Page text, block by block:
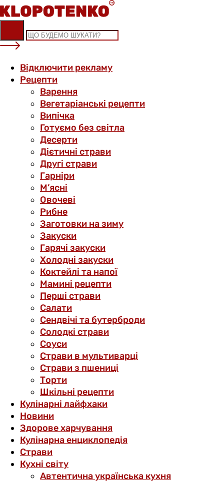
Skip
to
content
Відключити рекламу
Рецепти
Варення
Вегетаріанські рецепти
Випічка
Готуємо без світла
Десерти
Дієтичні страви
Другі страви
Гарніри
М’ясні
Овочеві
Рибне
Заготовки на зиму
Закуски
Гарячі закуски
Холодні закуски
Коктейлі та напої
Мамині рецепти
Перші страви
Салати
Сендвічі та бутерброди
Солодкі страви
Соуси
Страви в мультиварці
Страви з пшениці
Торти
Шкільні рецепти
Кулінарні лайфхаки
Новини
Здорове харчування
Кулінарна енциклопедія
Страви
Кухні світу
Автентична українська кухня